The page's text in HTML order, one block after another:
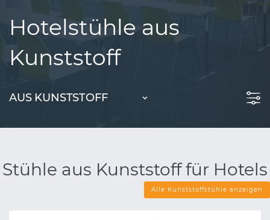
Hotelstühle aus
Kunststoff
AUS KUNSTSTOFF
Stühle aus Kunststoff für Hotels
Alle Kunststoffstühle anzeigen